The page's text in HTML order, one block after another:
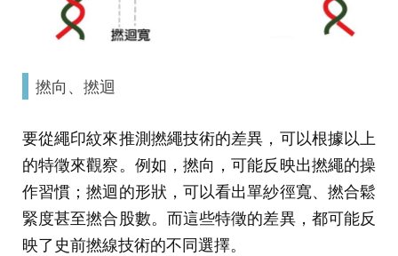
撚向、撚迴
要從繩印紋來推測撚繩技術的差異，可以根據以上
的特徵來觀察。例如，撚向，可能反映出撚繩的操
作習慣；撚迴的形狀，可以看出單紗徑寬、撚合鬆
緊度甚至撚合股數。而這些特徵的差異，都可能反
映了史前撚線技術的不同選擇。